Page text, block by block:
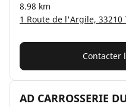
8.98 km
1 Route de l'Argile, 33210
Contacter
AD CARROSSERIE